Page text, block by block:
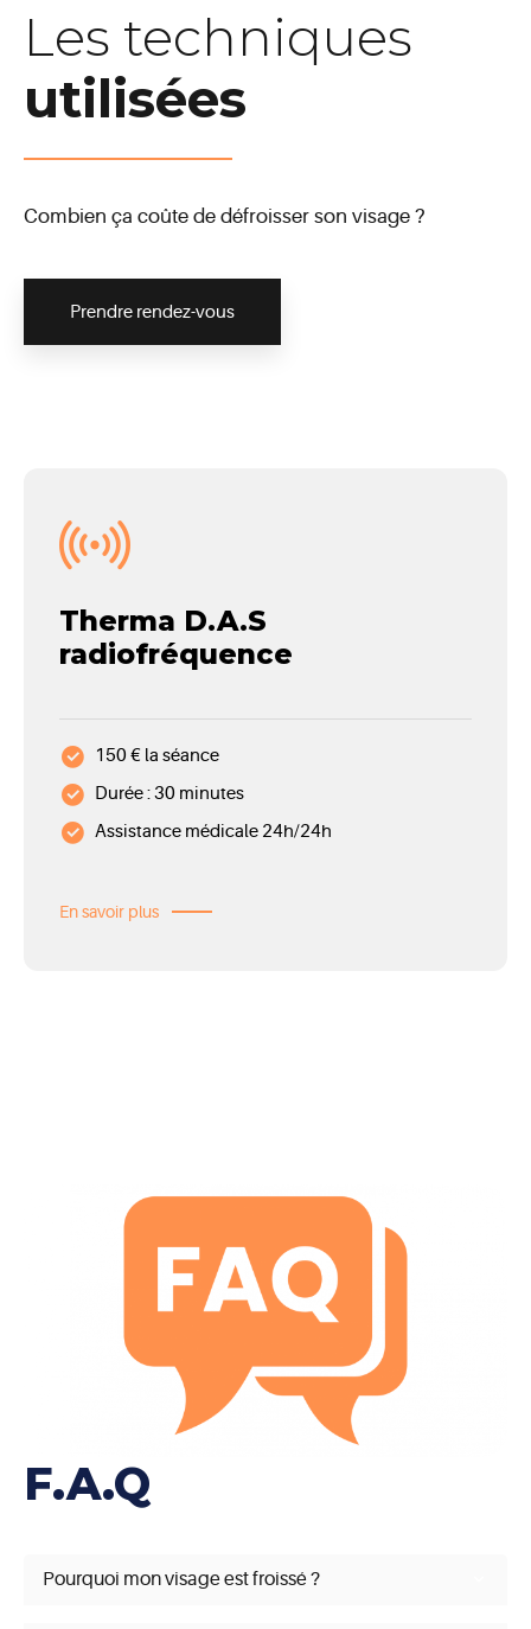
Les techniques
utilisées
Combien ça coûte de défroisser son visage ?
Prendre rendez-vous
Therma D.A.S
radiofréquence
150 € la séance
Durée : 30 minutes
Assistance médicale 24h/24h
En savoir plus
F.A.Q
Pourquoi mon visage est froissé ?